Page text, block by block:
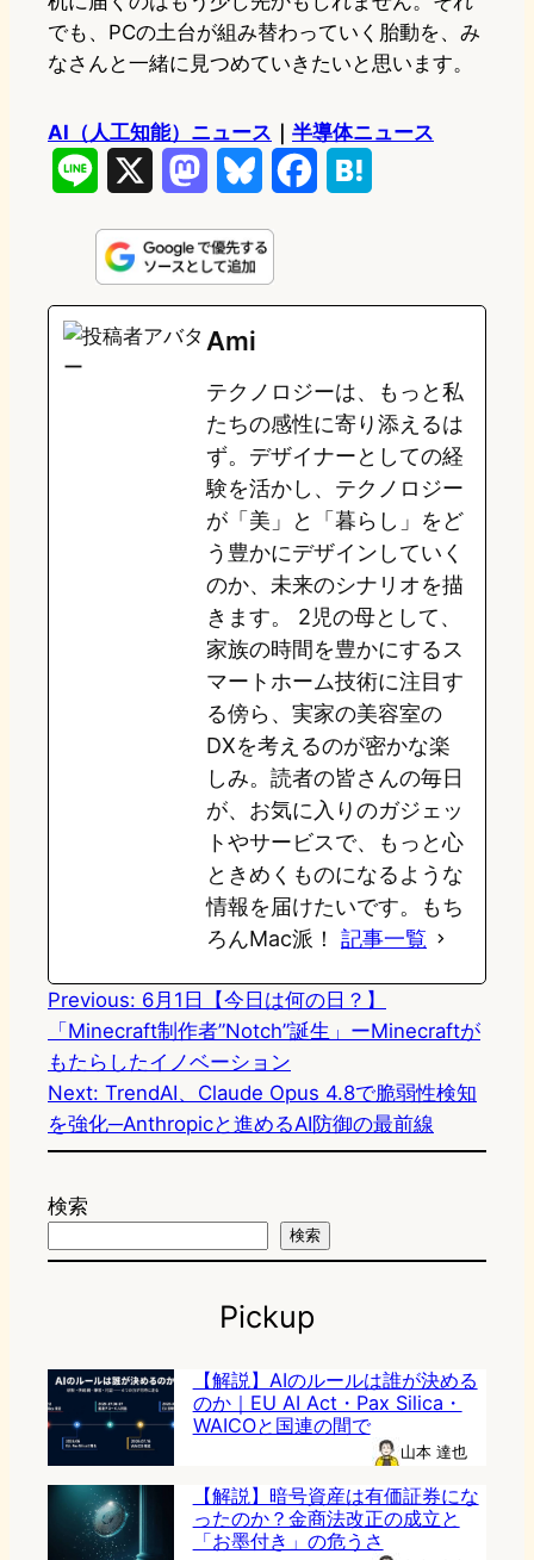
でも、PCの土台が組み替わっていく胎動を、み
なさんと一緒に見つめていきたいと思います。
AI（人工知能）ニュース
半導体ニュース
n
e
s
t
o
d
o
n
u
e
k
y
e
o
o
e
a
Ami
テクノロジーは、もっと私
たちの感性に寄り添えるは
ず。デザイナーとしての経
験を活かし、テクノロジー
が「美」と「暮らし」をど
う豊かにデザインしていく
のか、未来のシナリオを描
きます。 2児の母として、
家族の時間を豊かにするス
マートホーム技術に注目す
る傍ら、実家の美容室の
DXを考えるのが密かな楽
しみ。読者の皆さんの毎日
が、お気に入りのガジェッ
トやサービスで、もっと心
ときめくものになるような
情報を届けたいです。もち
ろんMac派！ 記事一覧
Previous: 6月1日【今日は何の日？】
「Minecraft制作者”Notch”誕生」ーMinecraftが
もたらしたイノベーション
Next: TrendAI、Claude Opus 4.8で脆弱性検知
を強化─Anthropicと進めるAI防御の最前線
検索
検索
Pickup
【解説】AIのルールは誰が決める
のか｜EU AI Act・Pax Silica・
WAICOと国連の間で
山本 達也
【解説】暗号資産は有価証券にな
ったのか？金商法改正の成立と
「お墨付き」の危うさ